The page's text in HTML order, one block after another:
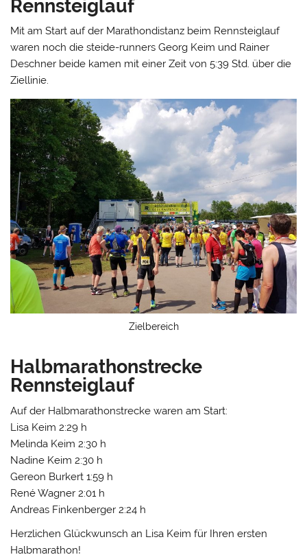
Rennsteiglauf
Mit am Start auf der Marathondistanz beim Rennsteiglauf
waren noch die steide-runners Georg Keim und Rainer
Deschner beide kamen mit einer Zeit von 5:39 Std. über die
Ziellinie.
Zielbereich
Halbmarathonstrecke
Rennsteiglauf
Auf der Halbmarathonstrecke waren am Start:
Lisa Keim 2:29 h
Melinda Keim 2:30 h
Nadine Keim 2:30 h
Gereon Burkert 1:59 h
René Wagner 2:01 h
Andreas Finkenberger 2:24 h
Herzlichen Glückwunsch an Lisa Keim für Ihren ersten
Halbmarathon!